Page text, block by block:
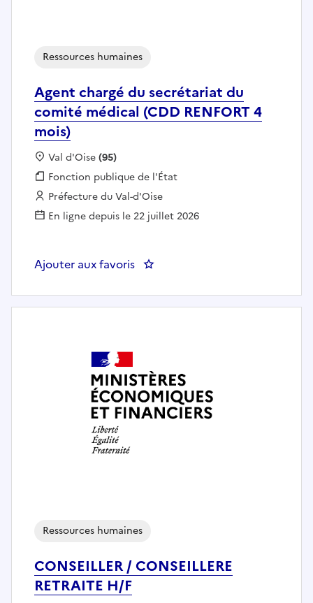
Agent chargé du secrétariat du
comité médical (CDD RENFORT 4
mois)
Ressources humaines
Localisation :
Val d'Oise(95)
Fonction publique :
Fonction publique de l'État
Employeur :
Préfecture du Val-d'Oise
En ligne depuis le 22 juillet 2026
Ajouter aux favoris : Agent chargé du secrétariat
CONSEILLER / CONSEILLERE
RETRAITE H/F
Ressources humaines